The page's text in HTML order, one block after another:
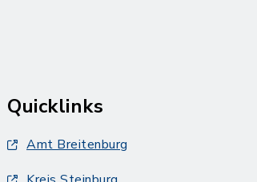
Quicklinks
Amt Breitenburg